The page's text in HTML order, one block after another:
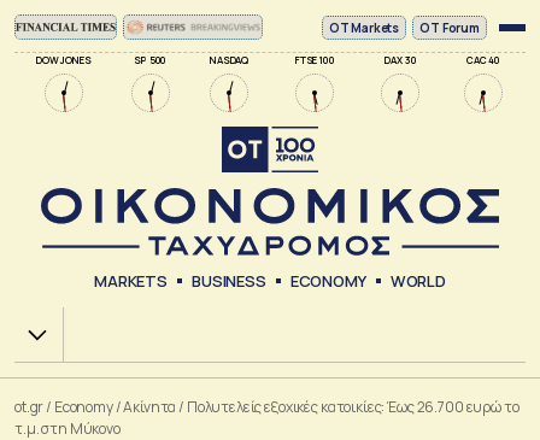
DOW JONES SP 500 NASDAQ FTSE 100 DAX 30 CAC 40
ΟΤ Markets OT Forum
MARKETS BUSINESS ECONOMY WORLD
Χ.Α.
ot.gr/ Economy/Ακίνητα / Πολυτελείς εξοχικές κατοικίες: Έως 26.700 ευρώ το
τ.μ. στη Μύκονο